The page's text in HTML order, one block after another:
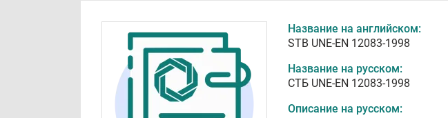
Название на английском:
STB UNE-EN 12083-1998
Название на русском:
СТБ UNE-EN 12083-1998
Описание на русском: